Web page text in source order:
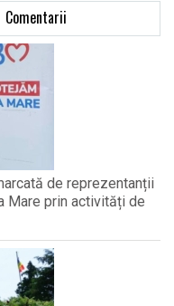
Comentarii
de reprezentanții
Mare prin activități de